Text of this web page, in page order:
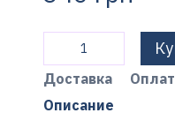
Доставка
Описание